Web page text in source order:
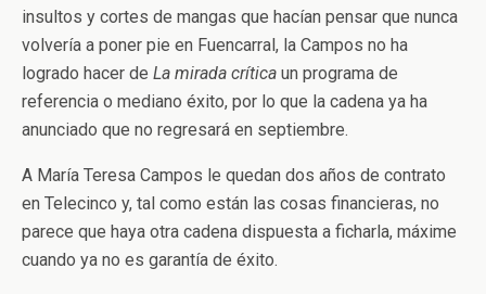
insultos y cortes de mangas que hacían pensar que nunca
volvería a poner pie en Fuencarral, la Campos no ha
logrado hacer de La mirada crítica un programa de
referencia o mediano éxito, por lo que la cadena ya ha
anunciado que no regresará en septiembre.
A María Teresa Campos le quedan dos años de contrato
en Telecinco y, tal como están las cosas financieras, no
parece que haya otra cadena dispuesta a ficharla, máxime
cuando ya no es garantía de éxito.